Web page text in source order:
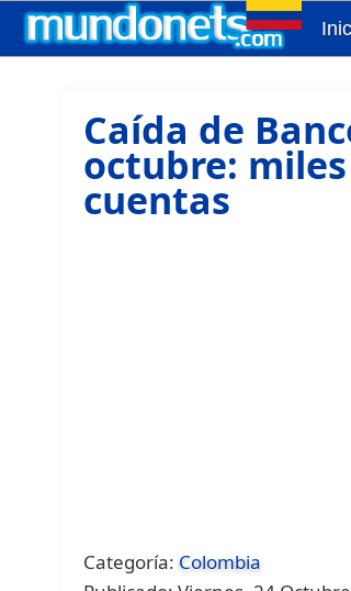
Caída de
octubre:
cuentas
Categoría: Colombia